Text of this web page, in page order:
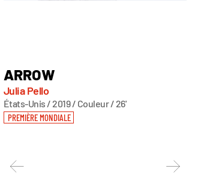
ARROW
Julia Pello
États-Unis / 2019 / Couleur / 26'
PREMIÈRE MONDIALE